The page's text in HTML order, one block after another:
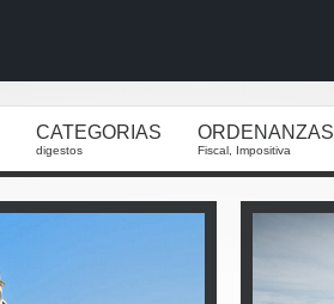
CATEGORIAS
digestos
ORDENANZAS
Fiscal, Impositiva